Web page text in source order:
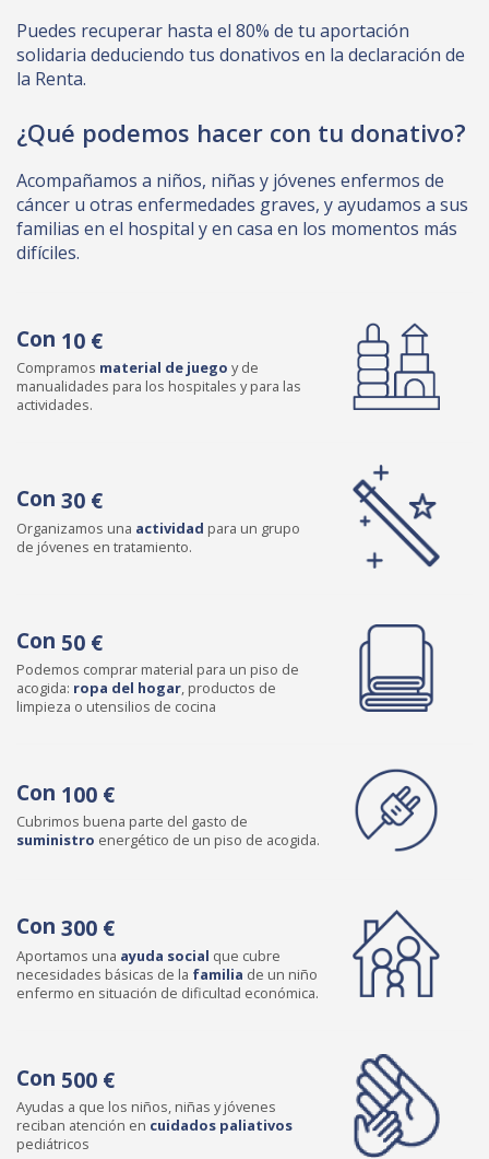
Puedes recuperar hasta el 80% de tu aportación
solidaria deduciendo tus donativos en la declaración de
la Renta.
¿Qué podemos hacer con tu donativo?
Acompañamos a niños, niñas y jóvenes enfermos de
cáncer u otras enfermedades graves, y ayudamos a sus
familias en el hospital y en casa en los momentos más
difíciles.
Con 10 €
Compramos material de juego y de
manualidades para los hospitales y para las
actividades.
Con 30 €
Organizamos una actividad para un grupo
de jóvenes en tratamiento.
Con 50 €
Podemos comprar material para un piso de
acogida: ropa del hogar, productos de
limpieza o utensilios de cocina
Con 100 €
Cubrimos buena parte del gasto de
suministro energético de un piso de acogida.
Con 300 €
Aportamos una ayuda social que cubre
necesidades básicas de la familia de un niño
enfermo en situación de dificultad económica.
Con 500 €
Ayudas a que los niños, niñas y jóvenes
reciban atención en cuidados paliativos
pediátricos